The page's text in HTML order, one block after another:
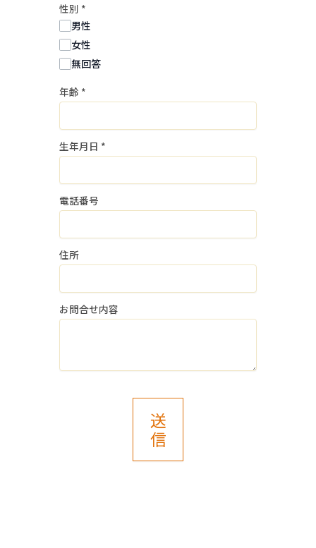
２．個人情報の提供
当社は、個人情報を事前に本人の同意を
得ることなく、第三者に提供しません。
３．個人情報の委託
扱いを他の事業者に委託しません。
個人情報の漏洩等がなされないよう、適
切に安全管理対策を実施します。
当社に個人情報を提供いただくことは、
ただし、ご本人様が個人情報の提供を拒
否された場合は、上記１．個人情報の取
また、これによりご本人様が被った損害
（逸失利益を含む）、不利益等につい
て、当社は何らの賠償責任等を負いませ
性別 *
男性
女性
無回答
年齢 *
生年月日 *
電話番号
住所
お問合せ内容
送
信